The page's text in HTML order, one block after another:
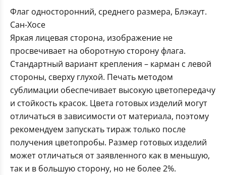
Флаг односторонний, среднего размера, Блэкаут.
Сан-Хосе
Яркая лицевая сторона, изображение не
просвечивает на оборотную сторону флага.
Стандартный вариант крепления – карман с левой
стороны, сверху глухой. Печать методом
сублимации обеспечивает высокую цветопередачу
и стойкость красок. Цвета готовых изделий могут
отличаться в зависимости от материала, поэтому
рекомендуем запускать тираж только после
получения цветопробы. Размер готовых изделий
может отличаться от заявленного как в меньшую,
так и в большую сторону, но не более 2%.